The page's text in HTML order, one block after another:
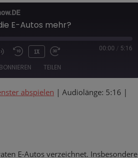
E-Autos mehr?
1X 00:00 / 5:16
TEILEN
Podcasts
abspielen | Audiolänge: 5:16 |
E-Autos verzeichnet. Insbesondere